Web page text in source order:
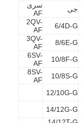
جی
سری
AF
6/4D-G
2QV-
AF
8/6E-G
3QV-
AF
10/8F-G
6SV-
AF
10/8S-G
8SV-
AF
12/10G-G
14/12G-G